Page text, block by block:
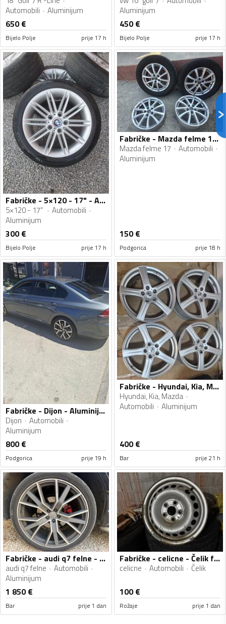
Automobili
Aluminijum
650€
Bijelo Polje prije 17 h
Aluminijum
450€
Bijelo Polje prije 17 h
Fabričke - 5×120 - 17" - Aluminijum felne
5×120 - 17"
Automobili
Aluminijum
300€
Bijelo Polje prije 17 h
Fabričke - Mazda felme 17 - Aluminijum felne
Mazda felme 17
Automobili
Aluminijum
150€
Podgorica prije 18 h
Fabričke - Dijon - Aluminijum felne
Dijon
Automobili
Aluminijum
800€
Podgorica prije 19 h
Fabričke - Hyundai, Kia, Mazda - Aluminijum felne
Hyundai, Kia, Mazda
Automobili
Aluminijum
400€
Bar prije 21 h
Fabričke - audi q7 felne - Aluminijum felne
audi q7 felne
Automobili
Aluminijum
1 850€
Bar prije 1 dan
Fabričke - celicne - Čelik felne
celicne Automobili Čelik
100€
Rožaje prije 1 dan